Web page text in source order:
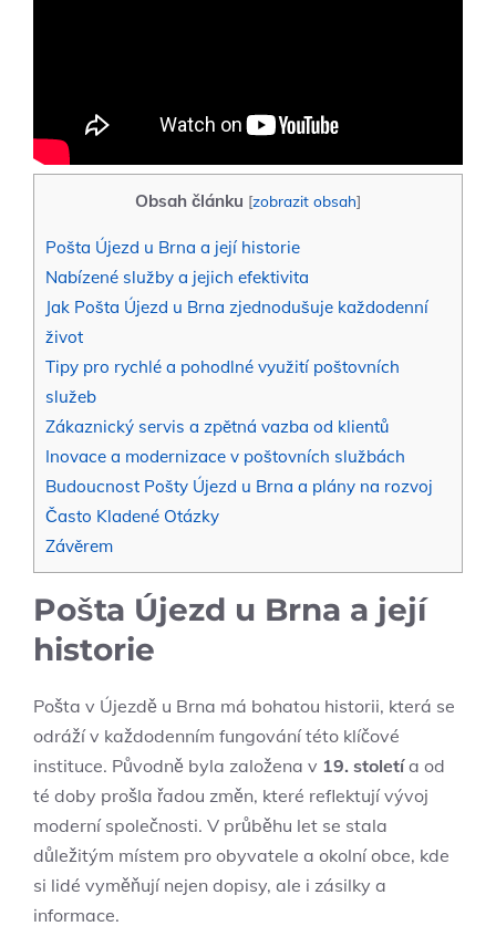
Obsah článku [zobrazit obsah]
Pošta Újezd u Brna a její historie
Nabízené služby a jejich efektivita
Jak Pošta Újezd u Brna zjednodušuje každodenní
život
Tipy pro rychlé a pohodlné využití poštovních
služeb
Zákaznický servis a zpětná vazba od klientů
Inovace a modernizace v poštovních službách
Budoucnost Pošty Újezd u Brna a plány na rozvoj
Často Kladené Otázky
Závěrem
Pošta Újezd u Brna a její
historie
Pošta v Újezdě u Brna má bohatou historii, která se
odráží v každodenním fungování této klíčové
instituce. Původně byla založena v 19. stoletía od
té doby prošla řadou změn, které reflektují vývoj
moderní společnosti. V průběhu let se stala
důležitým místem pro obyvatele a okolní obce, kde
si lidé vyměňují nejen dopisy, ale i zásilky a
informace.